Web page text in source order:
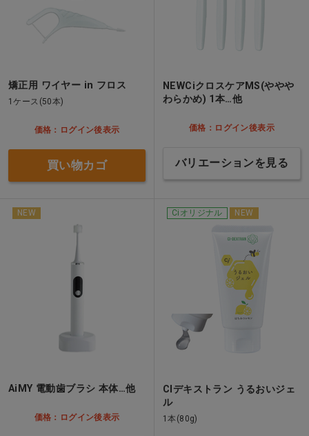
矯正用 ワイヤー in フロス
1ケース(50本)
価格：ログイン後表示
買い物カゴ
NEWCiクロスケアMS(ややや
わらかめ) 1本…他
価格：ログイン後表示
バリエーションを見る
NEW
AiMY 電動歯ブラシ 本体…他
価格：ログイン後表示
Ciオリジナル NEW
CIデキストラン うるおいジェ
ル
1本(80g)